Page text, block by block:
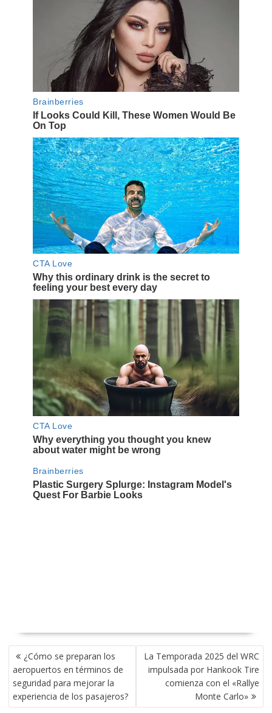
NAVEGACIÓN
DE
ENTRADAS
¿Cómo se preparan los
aeropuertos en términos de
seguridad para mejorar la
experiencia de los pasajeros?
La Temporada 2025 del WRC
impulsada por Hankook Tire
comienza con el «Rallye
Monte Carlo»